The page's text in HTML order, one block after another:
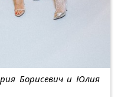
Борисевич и Юлия